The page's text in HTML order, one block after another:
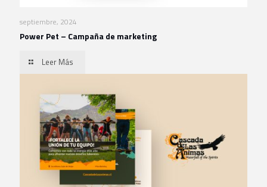
septiembre, 2024
Power Pet – Campaña de marketing
Leer Más